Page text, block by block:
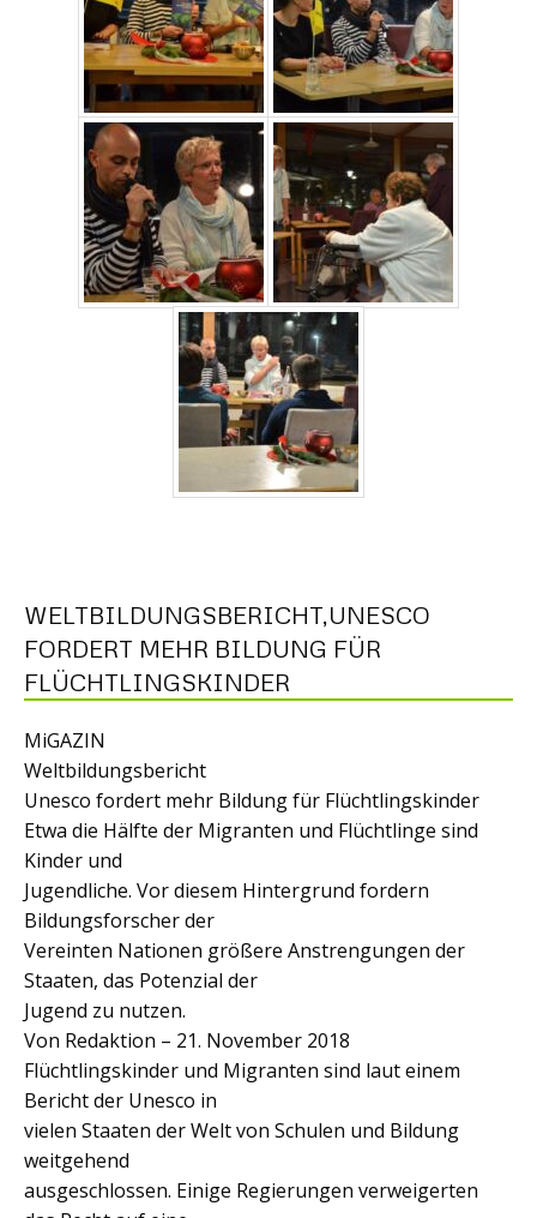
WELTBILDUNGSBERICHT,UNESCO
FORDERT MEHR BILDUNG FÜR
FLÜCHTLINGSKINDER
MiGAZIN
Weltbildungsbericht
Unesco fordert mehr Bildung für Flüchtlingskinder
Etwa die Hälfte der Migranten und Flüchtlinge sind
Kinder und
Jugendliche. Vor diesem Hintergrund fordern
Bildungsforscher der
Vereinten Nationen größere Anstrengungen der
Staaten, das Potenzial der
Jugend zu nutzen.
Von Redaktion – 21. November 2018
Flüchtlingskinder und Migranten sind laut einem
Bericht der Unesco in
vielen Staaten der Welt von Schulen und Bildung
weitgehend
ausgeschlossen. Einige Regierungen verweigerten